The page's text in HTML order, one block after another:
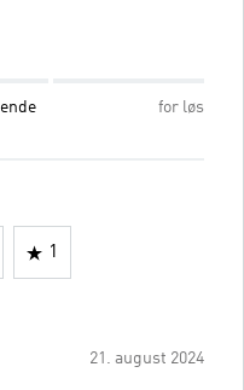
for løs
1
21. august 2024